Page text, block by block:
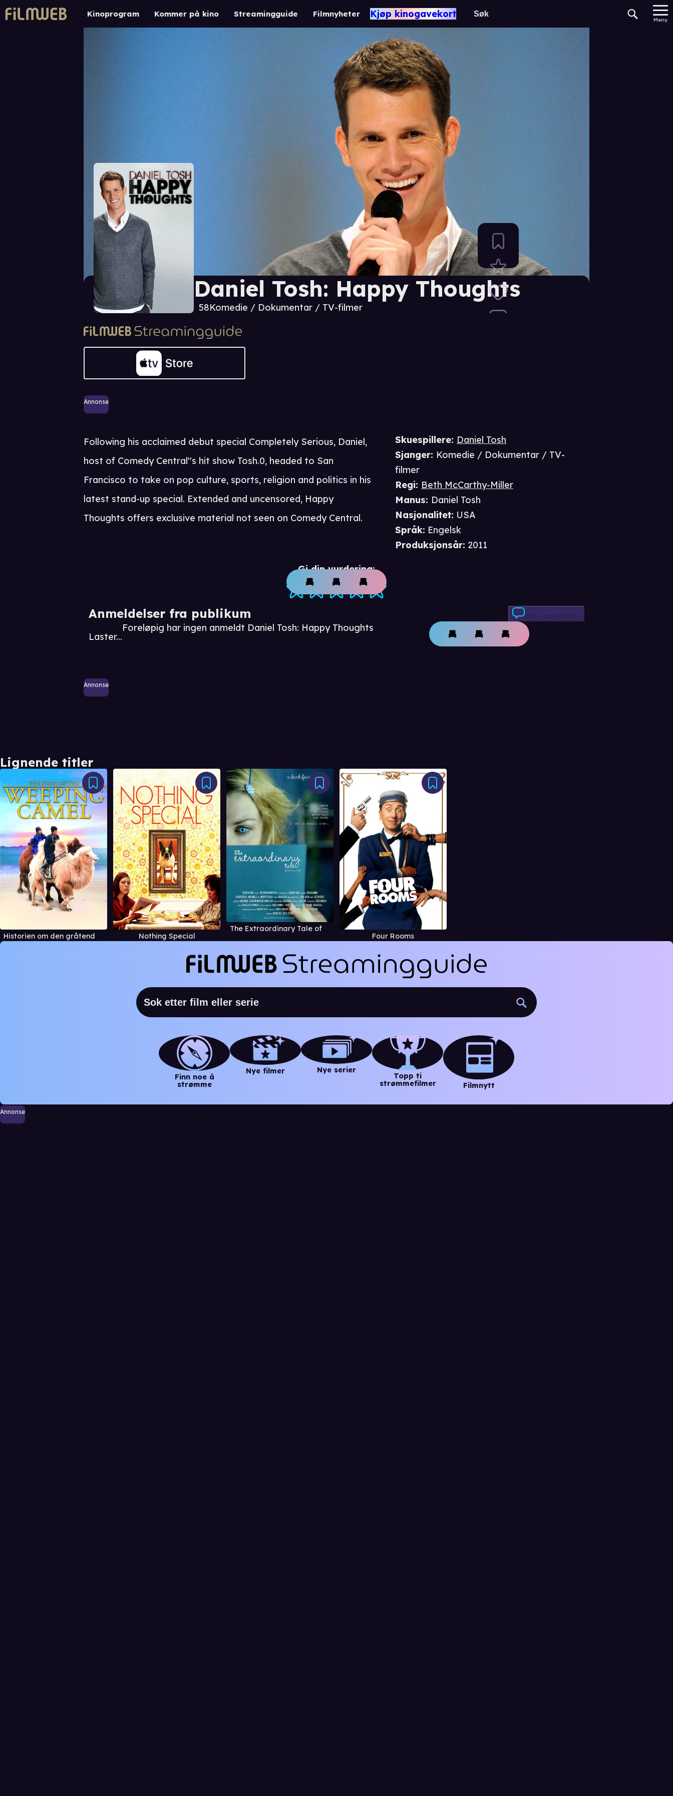
Kinoprogram Kommer på kino Streamingguide Filmnyheter Kjøp kinogavekort
Meny
Daniel Tosh: Happy Thoughts
58Komedie / Dokumentar / TV-filmer
Annonse
Gi din vurdering:
Anmeldelser fra publikum
Laster...
Foreløpig har ingen anmeldt Daniel Tosh: Happy Thoughts
Skriv anmeldelse
Annonse
Skuespillere: Daniel Tosh
Sjanger: Komedie / Dokumentar / TV-
filmer
Regi: Beth McCarthy-Miller
Manus: Daniel Tosh
Nasjonalitet: USA
Språk: Engelsk
Produksjonsår: 2011
Following his acclaimed debut special Completely Serious, Daniel,
host of Comedy Central''s hit show Tosh.0, headed to San
Francisco to take on pop culture, sports, religion and politics in his
latest stand-up special. Extended and uncensored, Happy
Thoughts offers exclusive material not seen on Comedy Central.
Lignende titler
Historien om den gråtende kamel Nothing Special
The Extraordinary Tale of the Times Table
Four Rooms
Finn noe å
strømme
Nye filmer Nye serier
Topp ti
strømmefilmer
Filmnytt
Annonse